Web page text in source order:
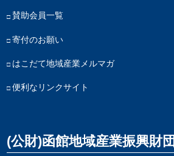
賛助会員一覧
寄付のお願い
はこだて地域産業メルマガ
便利なリンクサイト
(公財)函館地域産業振興財団